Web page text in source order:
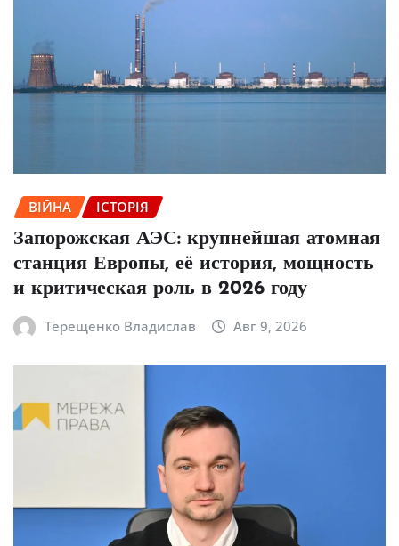
ВІЙНА ІСТОРІЯ
Запорожская АЭС: крупнейшая атомная
станция Европы, её история, мощность
и критическая роль в 2026 году
Терещенко Владислав Авг 9, 2026